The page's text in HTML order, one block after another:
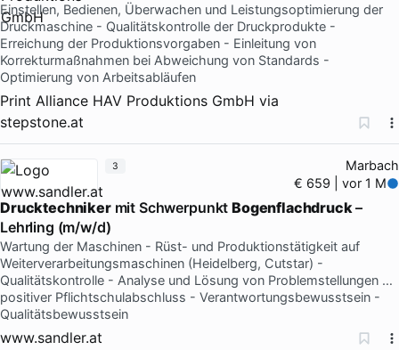
Einstellen, Bedienen, Überwachen und Leistungsoptimierung der
Druckmaschine - Qualitätskontrolle der Druckprodukte -
Erreichung der Produktionsvorgaben - Einleitung von
Korrekturmaßnahmen bei Abweichung von Standards -
Optimierung von Arbeitsabläufen
Print Alliance HAV Produktions GmbH via
stepstone.at
Marbach
€ 659 | vor 1 M
Drucktechnikermit SchwerpunktBogenflachdruck –
Lehrling (m/w/d)
Wartung der Maschinen - Rüst- und Produktionstätigkeit auf
Weiterverarbeitungsmaschinen (Heidelberg, Cutstar) -
Qualitätskontrolle - Analyse und Lösung von Problemstellungen …
positiver Pflichtschulabschluss - Verantwortungsbewusstsein -
Qualitätsbewusstsein
www.sandler.at
3